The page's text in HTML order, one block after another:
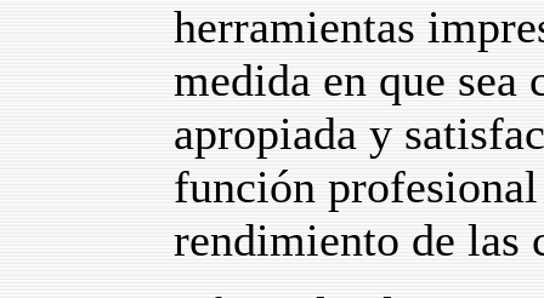
herramientas
medida en que sea
apropiada y
función
rendimiento de las